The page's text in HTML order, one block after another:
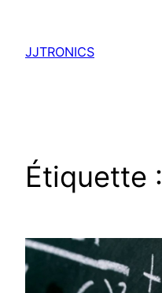
contenu
JJTRONICS
Étiquette :